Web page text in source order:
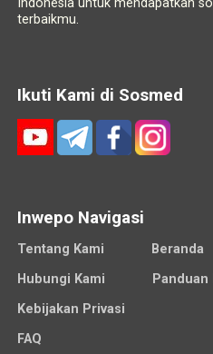
Indonesia untuk mendapatkan
terbaikmu.
Ikuti Kami di Sosmed
Inwepo Navigasi
Tentang Kami
Beranda
Hubungi Kami
Kebijakan Privasi
FAQ